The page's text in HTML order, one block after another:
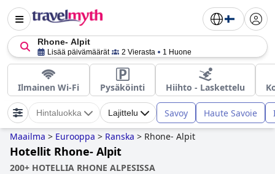
Rhone- Alpit
Lisää päivämäärät 2 Vierasta 1 Huone
Ilmainen Wi-Fi Pysäköinti Hiihto - Laskettelu
Hintaluokka Lajittelu Savoy Haute Savoie
Maailma > Eurooppa > Ranska > Rhone- Alpit
Hotellit Rhone- Alpit
200+ HOTELLIA RHONE ALPESISSA